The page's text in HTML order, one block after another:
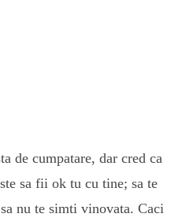
de cumpatare, dar cred ca
sa fii ok tu cu tine; sa te
nu te simti vinovata. Caci